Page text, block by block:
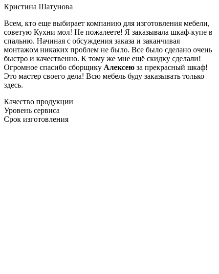
Кристина Шатунова
Всем, кто еще выбирает компанию для изготовления мебели,
советую Кухни мол! Не пожалеете! Я заказывала шкаф-купе в
спальню. Начиная с обсуждения заказа и заканчивая
монтажом никаких проблем не было. Все было сделано очень
быстро и качественно. К тому же мне ещё скидку сделали!
Огромное спасибо сборщику Алексею за прекрасный шкаф!
Это мастер своего дела! Всю мебель буду заказывать только
здесь.
Качество продукции
Уровень сервиса
Срок изготовления